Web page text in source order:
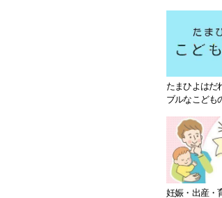
たまひよはだ
ブルなこども
妊娠・出産・